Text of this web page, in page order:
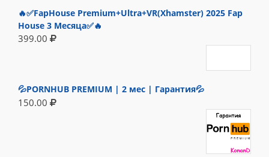
🔥✅FapHouse Premium+Ultra+VR(Xhamster) 2025 Fap
House 3 Месяца✅🔥
399.00
💦PORNHUB PREMIUM | 2 мес | Гарантия💦
150.00